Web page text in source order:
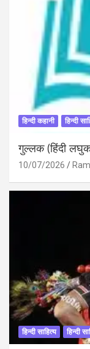
हिन्दी कहानी हिन्दी
गुल्लक (हिंदी
10/07/2026
हिन्दी साहित्य हिन्दी